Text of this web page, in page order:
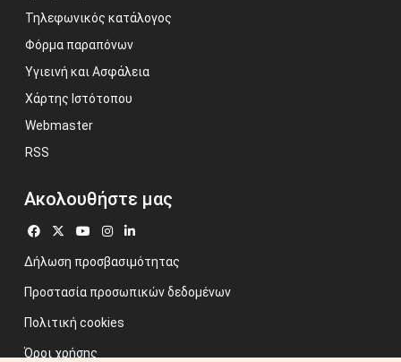
Τηλεφωνικός κατάλογος
Φόρμα παραπόνων
Υγιεινή και Ασφάλεια
Χάρτης Ιστότοπου
Webmaster
RSS
Ακολουθήστε μας
Δήλωση προσβασιμότητας
Προστασία προσωπικών δεδομένων
Πολιτική cookies
Όροι χρήσης